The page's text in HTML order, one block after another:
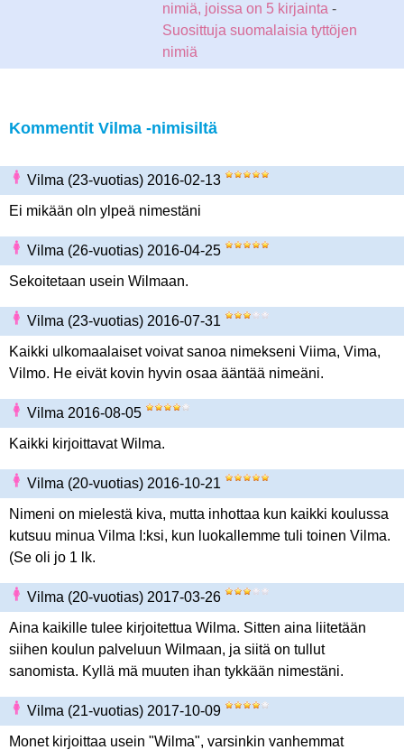
nimiä, joissa on 5 kirjainta -
Suosittuja suomalaisia tyttöjen
nimiä
Kommentit Vilma -nimisiltä
Vilma (23-vuotias) 2016-02-13
Ei mikään oln ylpeä nimestäni
Vilma (26-vuotias) 2016-04-25
Sekoitetaan usein Wilmaan.
Vilma (23-vuotias) 2016-07-31
Kaikki ulkomaalaiset voivat sanoa nimekseni Viima, Vima,
Vilmo. He eivät kovin hyvin osaa ääntää nimeäni.
Vilma 2016-08-05
Kaikki kirjoittavat Wilma.
Vilma (20-vuotias) 2016-10-21
Nimeni on mielestä kiva, mutta inhottaa kun kaikki koulussa
kutsuu minua Vilma I:ksi, kun luokallemme tuli toinen Vilma.
(Se oli jo 1 lk.
Vilma (20-vuotias) 2017-03-26
Aina kaikille tulee kirjoitettua Wilma. Sitten aina liitetään
siihen koulun palveluun Wilmaan, ja siitä on tullut
sanomista. Kyllä mä muuten ihan tykkään nimestäni.
Vilma (21-vuotias) 2017-10-09
Monet kirjoittaa usein "Wilma", varsinkin vanhemmat